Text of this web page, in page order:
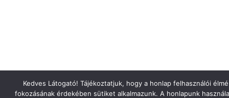
Kedves Látogató! Tájékoztatjuk, hogy a honlap felhasználói
fokozásának érdekében sütiket alkalmazunk. A honlapunk